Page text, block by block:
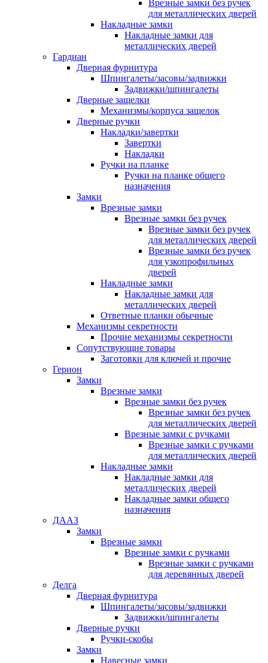
Врезные замки без ручек
для металлических дверей
Накладные замки
Накладные замки для
металлических дверей
Гардиан
Дверная фурнитура
Шпингалеты/засовы/задвижки
Задвижки/шпингалеты
Дверные защелки
Механизмы/корпуса защелок
Дверные ручки
Накладки/завертки
Завертки
Накладки
Ручки на планке
Ручки на планке общего
назначения
Замки
Врезные замки
Врезные замки без ручек
Врезные замки без ручек
для металлических дверей
Врезные замки без ручек
для узкопрофильных
дверей
Накладные замки
Накладные замки для
металлических дверей
Ответные планки обычные
Механизмы секретности
Прочие механизмы секретности
Сопутствующие товары
Заготовки для ключей и прочие
Герион
Замки
Врезные замки
Врезные замки без ручек
Врезные замки без ручек
для металлических дверей
Врезные замки с ручками
Врезные замки с ручками
для металлических дверей
Накладные замки
Накладные замки для
металлических дверей
Накладные замки общего
назначения
ДААЗ
Замки
Врезные замки
Врезные замки с ручками
Врезные замки с ручками
для деревянных дверей
Делга
Дверная фурнитура
Шпингалеты/засовы/задвижки
Задвижки/шпингалеты
Дверные ручки
Ручки-скобы
Замки
Навесные замки